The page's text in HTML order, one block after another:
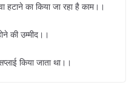
हटाने का किया जा रहा है काम।।
की उम्मीद।।
किया जाता था।।